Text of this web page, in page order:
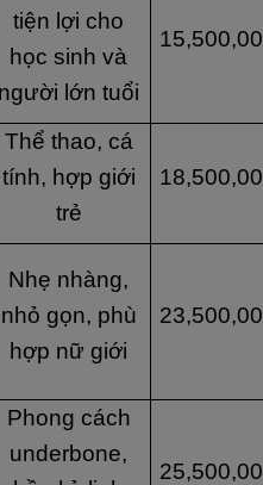
tiện lợi cho
học sinh và
người lớn tuổi
Thể thao, cá
tính, hợp giới
trẻ
Nhẹ nhàng,
nhỏ gọn, phù
hợp nữ giới
Phong cách
underbone,